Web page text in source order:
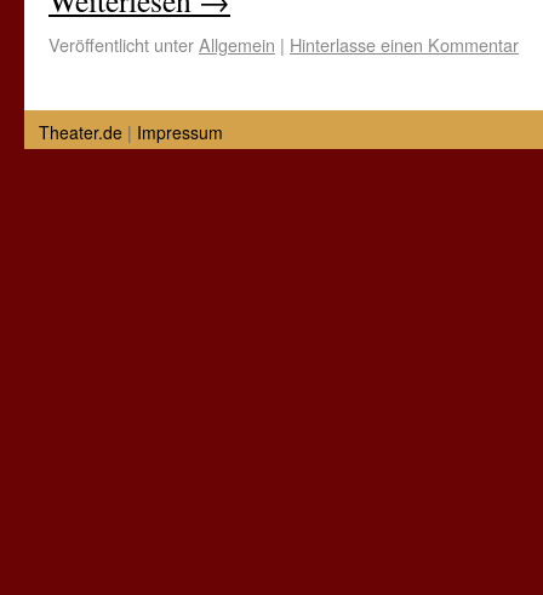
Veröffentlicht unterAllgemein | Hinterlasse einen Kommentar
Theater.de | Impressum